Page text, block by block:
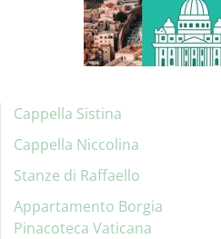
Cappella Sistina
Cappella Niccolina
Stanze di Raffaello
Appartamento Borgia
Pinacoteca Vaticana